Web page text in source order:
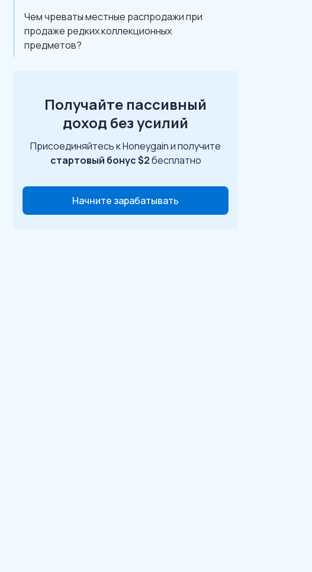
Чем чреваты местные распродажи при
продаже редких коллекционных
предметов?
Получайте пассивный
доход без усилий
Присоединяйтесь к Honeygain и получите
стартовый бонус $2бесплатно
Начните зарабатывать